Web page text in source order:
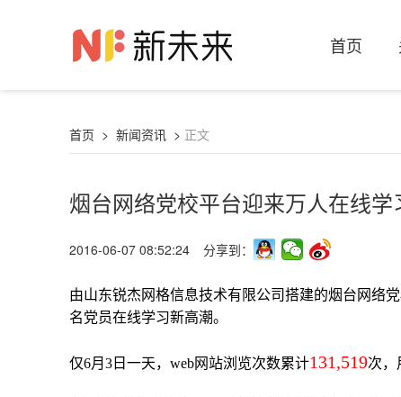
首页
首页 > 新闻资讯 > 正文
烟台网络党校平台迎来万人在线学
2016-06-07 08:52:24 分享到：
由山东锐杰网格信息技术有限公司搭建的烟台网络
名党员在线学习新高潮。
仅6月3日一天，web网站浏览次数累计131,519次，